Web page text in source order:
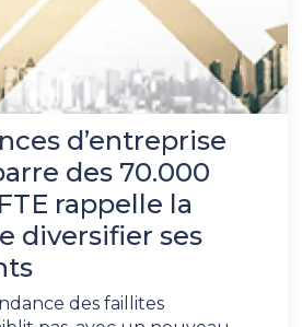
d’entreprise
des 70.000
rappelle la
diversifier ses
des faillites